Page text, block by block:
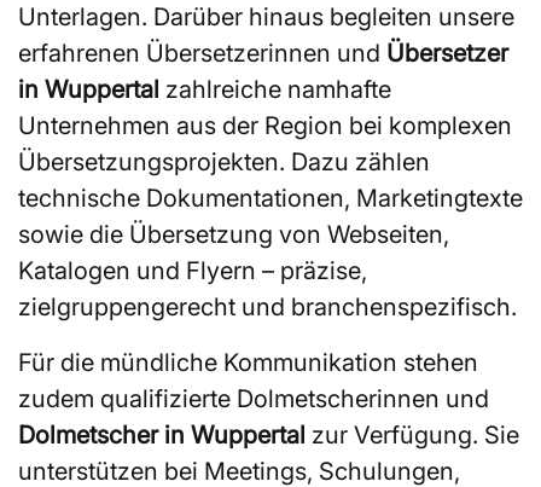
Unterlagen. Darüber hinaus begleiten unsere
erfahrenen Übersetzerinnen und Übersetzer
in Wuppertal zahlreiche namhafte
Unternehmen aus der Region bei komplexen
Übersetzungsprojekten. Dazu zählen
technische Dokumentationen, Marketingtexte
sowie die Übersetzung von Webseiten,
Katalogen und Flyern – präzise,
zielgruppengerecht und branchenspezifisch.
Für die mündliche Kommunikation stehen
zudem qualifizierte Dolmetscherinnen und
Dolmetscher in Wuppertal zur Verfügung. Sie
unterstützen bei Meetings, Schulungen,